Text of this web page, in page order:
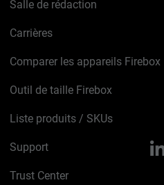
Salle de rédaction
Carrières
Comparer les appareils Firebox
Outil de taille Firebox
Liste produits / SKUs
Support
Trust Center